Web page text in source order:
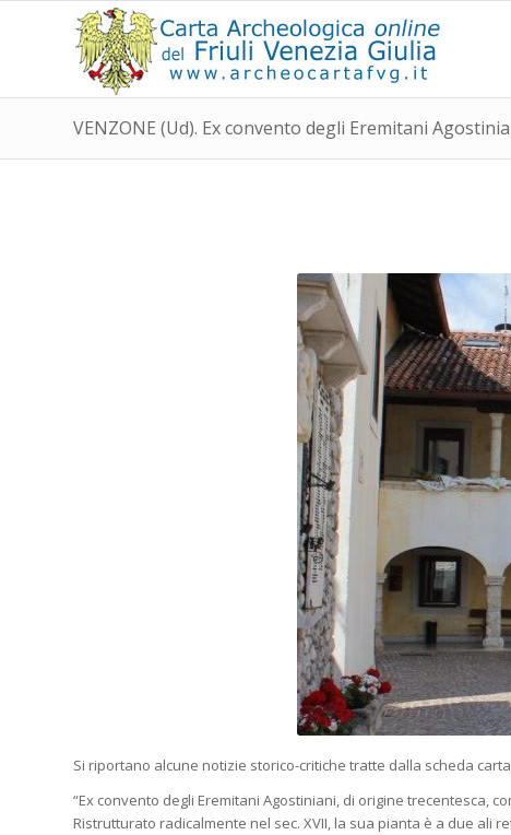
VENZONE (Ud). Ex convento degli Eremitani
Si riportano alcune notizie storico-critiche tratte dalla scheda
“Ex convento degli Eremitani Agostiniani, di origine trecentesca,
Ristrutturato radicalmente nel sec. XVII, la sua pianta è a due ali